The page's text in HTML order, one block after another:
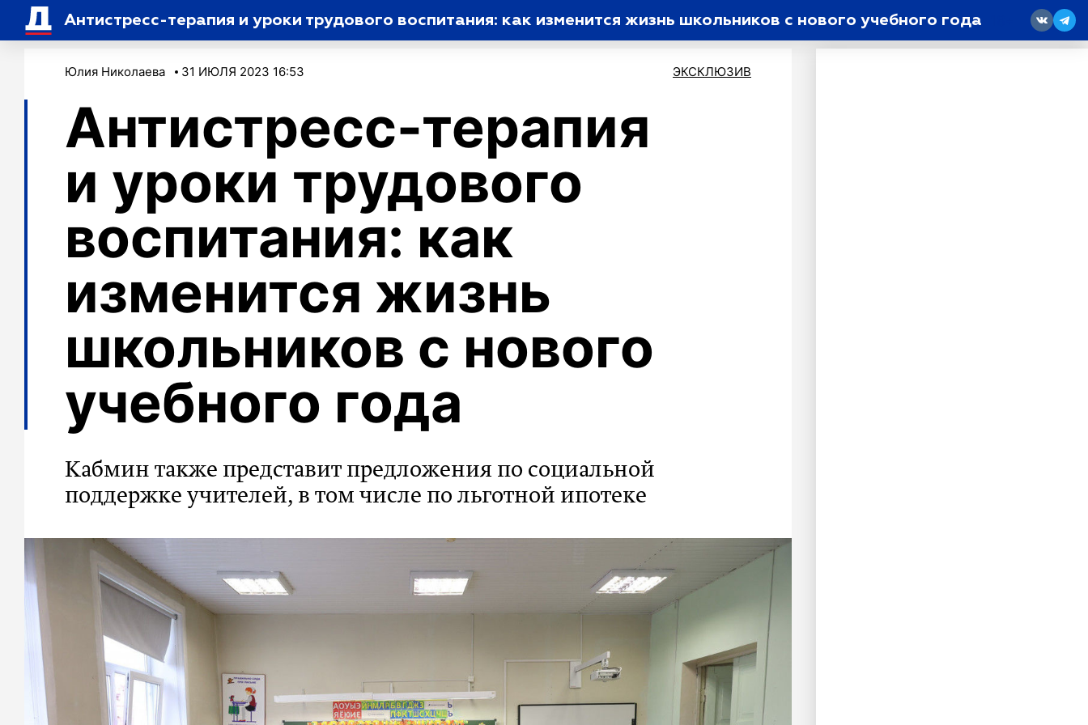
Антистресс-терапия и уроки трудового воспитания: как изменится жизнь школьников с нового учебного года
Юлия Николаева 31 ИЮЛЯ 2023 16:53 ЭКСКЛЮЗИВ
Антистресс-терапия
и уроки трудового
воспитания: как
изменится жизнь
школьников с нового
учебного года
Кабмин также представит предложения по социальной
поддержке учителей, в том числе по льготной ипотеке